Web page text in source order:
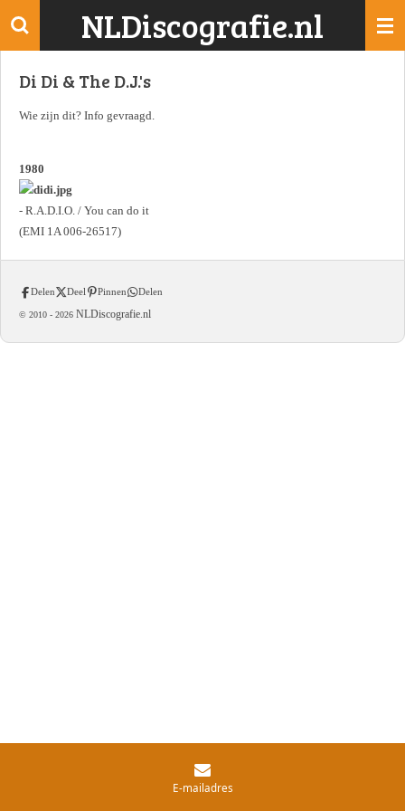
Ga
de
NLDiscografie.nl
Di Di & The D.J.'s
Wie zijn dit? Info gevraagd.
1980
- R.A.D.I.O. / You can do it
(EMI 1A 006-26517)
Delen Deel Pinnen Delen
© 2010 - 2026 NLDiscografie.nl
E-mailadres